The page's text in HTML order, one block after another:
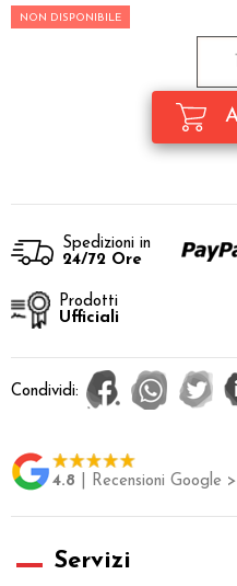
NON DISPONIBILE
Spedizioni in
24/72 Ore
Prodotti
Ufficiali
Condividi:
4.8 | Recensioni Google >
Servizi